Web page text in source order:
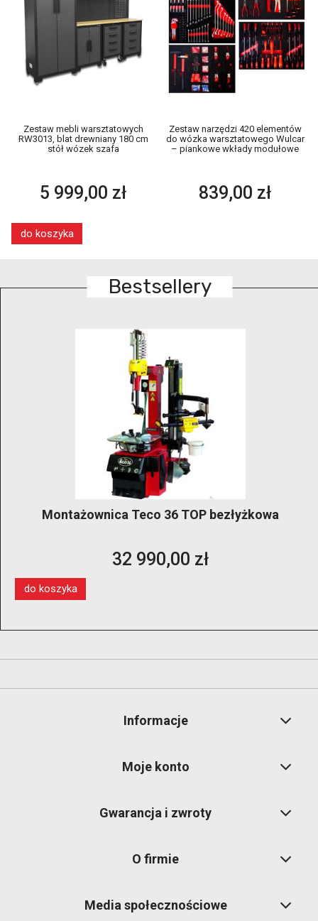
Zestaw mebli warsztatowych
RW3013, blat drewniany 180 cm
stół wózek szafa
5 999,00 zł
do koszyka
Zestaw narzędzi 420 elementów
do wózka warsztatowego Wulcar
– piankowe wkłady modułowe
839,00 zł
Bestsellery
Teco 36 TOP bezłyżkowa
32 990,00 zł
Informacje
Moje konto
Gwarancja i zwroty
O firmie
Media społecznościowe